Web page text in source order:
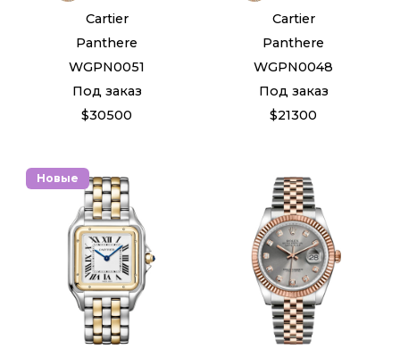
Cartier
Panthere
WGPN0051
Под заказ
$30500
Cartier
Panthere
WGPN0048
Под заказ
$21300
Новые